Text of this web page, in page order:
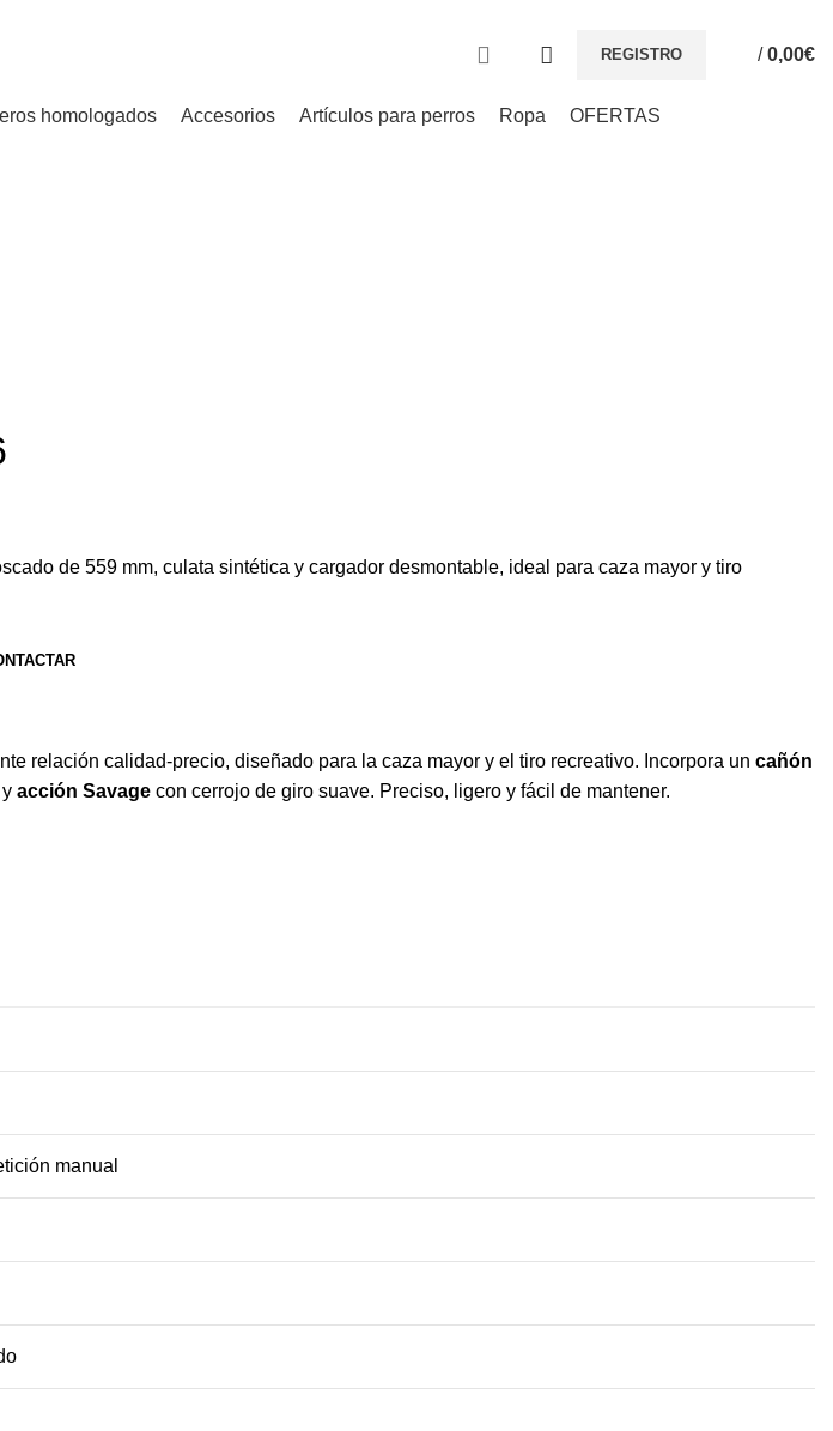
REGISTRO / 0,00€
homologados Accesorios Artículos para perros Ropa OFERTAS
de 559 mm, culata sintética y cargador desmontable, ideal para caza mayor y tiro
relación calidad-precio, diseñado para la caza mayor y el tiro recreativo. Incorpora un cañón
acción Savage con cerrojo de giro suave. Preciso, ligero y fácil de mantener.
manual